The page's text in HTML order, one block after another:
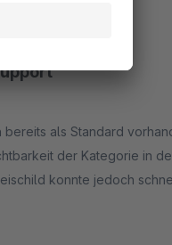
als Standard
der Kategorie in
konnte jedoch
ich diese Bewertung